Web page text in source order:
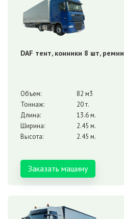
DAF тент, конники 8 шт, ремни
Объем:
82 м3
Тоннаж:
20 т.
Длина:
13.6 м.
Ширина:
2.45 м.
Высота:
2.45 м.
Заказать машину